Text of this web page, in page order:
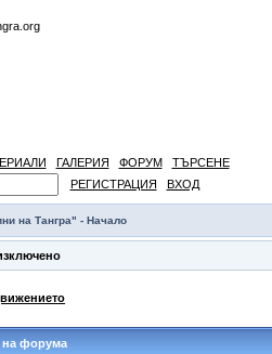
ГАЛЕРИЯ ФОРУМ
ТЪРСЕНЕ
РЕГИСТРАЦИЯ
ВХОД
на Тангра" - Начало
форума